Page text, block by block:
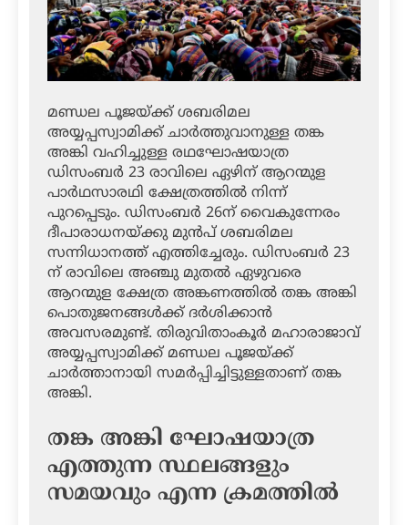
മണ്ഡല പൂജയ്ക്ക് ശബരിമല
അയ്യപ്പസ്വാമിക്ക് ചാര്‍ത്തുവാനുള്ള തങ്ക
അങ്കി വഹിച്ചുള്ള രഥഘോഷയാത്ര
ഡിസംബര്‍ 23 രാവിലെ ഏഴിന് ആറന്മുള
പാര്‍ഥസാരഥി ക്ഷേത്രത്തില്‍ നിന്ന്
പുറപ്പെടും. ഡിസംബര്‍ 26ന് വൈകുന്നേരം
ദീപാരാധനയ്ക്കു മുന്‍പ് ശബരിമല
സന്നിധാനത്ത് എത്തിച്ചേരും. ഡിസംബര്‍ 23
ന് രാവിലെ അഞ്ചു മുതല്‍ ഏഴുവരെ
ആറന്മുള ക്ഷേത്ര അങ്കണത്തില്‍ തങ്ക അങ്കി
പൊതുജനങ്ങള്‍ക്ക് ദര്‍ശിക്കാന്‍
അവസരമുണ്ട്. തിരുവിതാംകൂര്‍ മഹാരാജാവ്
അയ്യപ്പസ്വാമിക്ക് മണ്ഡല പൂജയ്ക്ക്
ചാര്‍ത്താനായി സമര്‍പ്പിച്ചിട്ടുള്ളതാണ് തങ്ക
അങ്കി.
തങ്ക അങ്കി ഘോഷയാത്ര
എത്തുന്ന സ്ഥലങ്ങളും
സമയവും എന്ന ക്രമത്തില്‍